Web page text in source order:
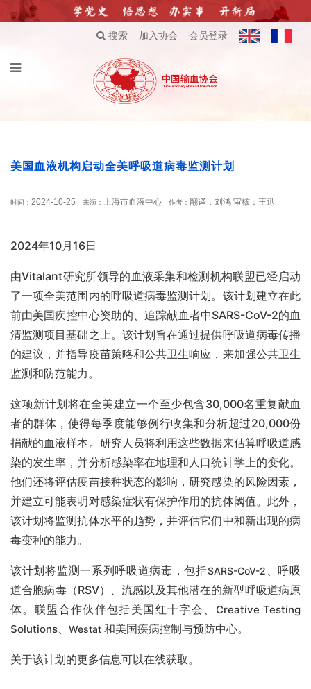
搜索 加入协会 会员登录
美国血液机构启动全美呼吸道病毒监测计划
时间： 2024-10-25 来源： 上海市血液中心 作者： 翻译：刘鸿 审核：王迅
2024年10月16日
由Vitalant研究所领导的血液采集和检测机构联盟已经启动
了一项全美范围内的呼吸道病毒监测计划。该计划建立在此
前由美国疾控中心资助的、追踪献血者中SARS-CoV-2的血
清监测项目基础之上。该计划旨在通过提供呼吸道病毒传播
的建议，并指导疫苗策略和公共卫生响应，来加强公共卫生
监测和防范能力。
这项新计划将在全美建立一个至少包含30,000名重复献血
者的群体，使得每季度能够例行收集和分析超过20,000份
捐献的血液样本。研究人员将利用这些数据来估算呼吸道感
染的发生率，并分析感染率在地理和人口统计学上的变化。
他们还将评估疫苗接种状态的影响，研究感染的风险因素，
并建立可能表明对感染症状有保护作用的抗体阈值。此外，
该计划将监测抗体水平的趋势，并评估它们中和新出现的病
毒变种的能力。
该计划将监测一系列呼吸道病毒，包括SARS-CoV-2 、呼吸
道合胞病毒（RSV）、流感以及其他潜在的新型呼吸道病原
体。联盟合作伙伴包括美国红十字会、 Creative Testing
Solutions、 Westat 和美国疾病控制与预防中心。
关于该计划的更多信息可以在线获取。